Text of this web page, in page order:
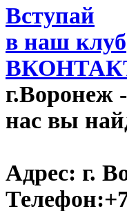
Вступай
в наш клуб
г.Воронеж
нас вы
Адрес: г.
Телефон: